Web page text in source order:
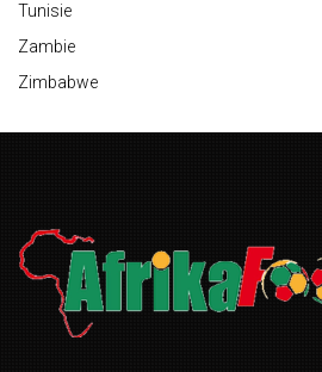
Tunisie
Zambie
Zimbabwe